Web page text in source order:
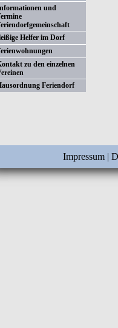
und
Helfer im Dorf
zu den einzelnen
Feriendorf
Impressum|